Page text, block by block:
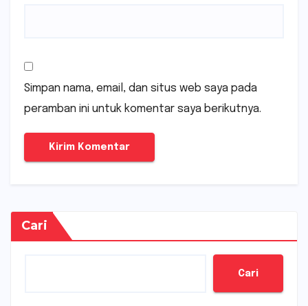
Simpan nama, email, dan situs web saya pada
peramban ini untuk komentar saya berikutnya.
Cari
Cari